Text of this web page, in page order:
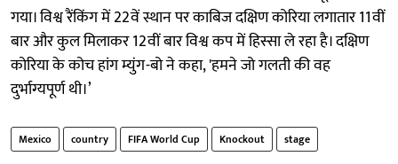
गया। विश्व रैंकिंग में 22वें स्थान पर काबिज दक्षिण कोरिया लगातार 11वीं
बार और कुल मिलाकर 12वीं बार विश्व कप में हिस्सा ले रहा है। दक्षिण
कोरिया के कोच हांग म्युंग-बो ने कहा, 'हमने जो गलती की वह
दुर्भाग्यपूर्ण थी।’
Mexico country FIFA World Cup Knockout stage